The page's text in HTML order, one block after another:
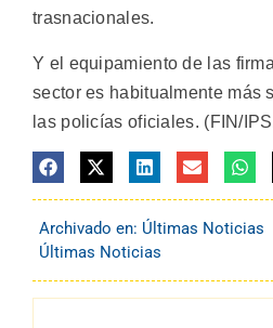
trasnacionales.
Y el equipamiento de las
sector es habitualmente más
las policías oficiales. (FIN/
Archivado en: Últimas Noticias
Últimas Noticias